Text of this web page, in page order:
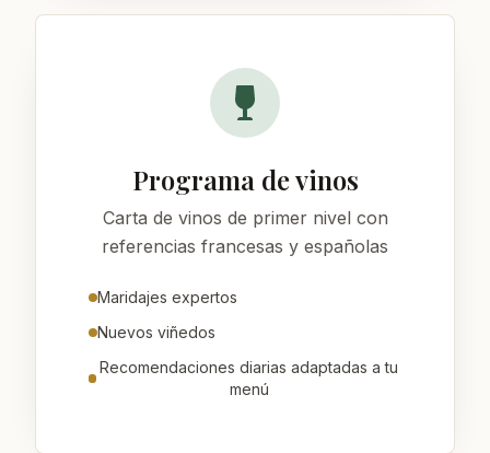
Programa de vinos
Carta de vinos de primer nivel con
referencias francesas y españolas
Maridajes expertos
Nuevos viñedos
Recomendaciones diarias adaptadas a tu
menú